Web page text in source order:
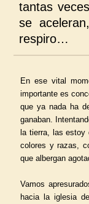
tantas
se
respiro…
En ese vital
importante es
que ya nada ha
ganaban.
la tierra, las
colores y razas,
que albergan
Vamos
hacia la iglesia